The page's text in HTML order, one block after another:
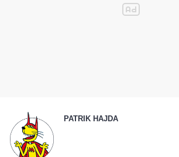
PATRIK HAJDA